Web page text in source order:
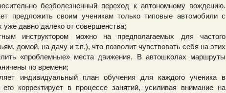
безболезненный переход к автономному вождению.
предложить своим ученикам только типовые автомобили с
уже давно далеко от совершенства;
инструктором можно на предполагаемых для частого
домой, на дачу и т.п.), что позволит чувствовать себя на этих
«проблемные» места движения. В автошколах маршруты
по времени;
индивидуальный план обучения для каждого ученика в
корректирует в процессе занятий, усиливая внимание на